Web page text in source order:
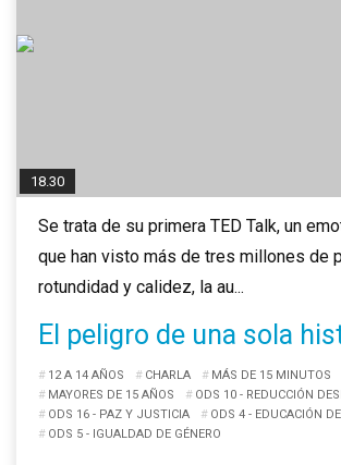
18.30
12 A 14 AÑOS CHARLA
MÁS DE 15 MINUTOS
MAYORES DE 15 AÑOS
ODS 10 - REDUCCIÓN
ODS 16 - PAZ Y JUSTICIA
ODS 4 - EDUCACIÓN
ODS 5 - IGUALDAD DE GÉNERO
El peligro de una sola
Se trata de su primera TED Talk, un
que han visto más de tres millones de
rotundidad y calidez, la au...